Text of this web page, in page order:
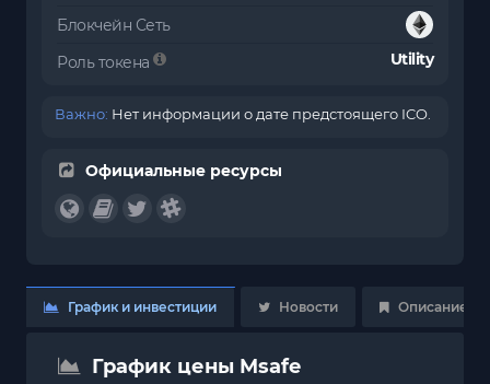
Блокчейн Сеть
Роль токена
Utility
Важно: Нет информации о дате предстоящего ICO.
Официальные ресурсы
График и инвестиции Новости Описание
График цены Msafe